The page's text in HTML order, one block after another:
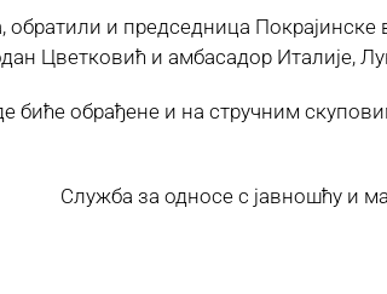
и председница
Цветковић и амбасадор Италије,
обрађене и на стручним
за односе с јавношћу и